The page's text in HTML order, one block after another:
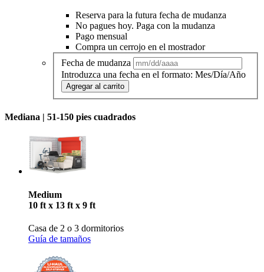
Reserva para la futura fecha de mudanza
No pagues hoy. Paga con la mudanza
Pago mensual
Compra un cerrojo en el mostrador
Fecha de mudanza
Introduzca una fecha en el formato: Mes/Día/Año
Agregar al carrito
Mediana | 51-150 pies cuadrados
Medium
10 ft x 13 ft x 9 ft
Casa de 2 o 3 dormitorios
Guía de tamaños